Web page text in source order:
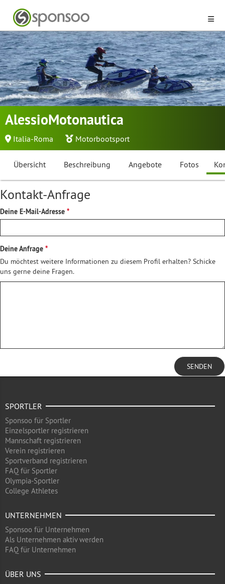
AlessioMotonautica
Italia-Roma Motorbootsport
Übersicht Beschreibung Angebote Fotos
Kontakt-Anfrage
Deine E-Mail-Adresse
Deine Anfrage
Du möchtest weitere Informationen zu diesem Profil erhalten? Schicke
uns gerne deine Fragen.
SENDEN
SPORTLER
Sponsoo für Sportler
Einzelsportler registrieren
Mannschaft registrieren
Verein registrieren
Sportverband registrieren
FAQ für Sportler
Olympia-Sportler
College Athletes
UNTERNEHMEN
Sponsoo für Unternehmen
Als Unternehmen aktiv werden
FAQ für Unternehmen
ÜBER UNS